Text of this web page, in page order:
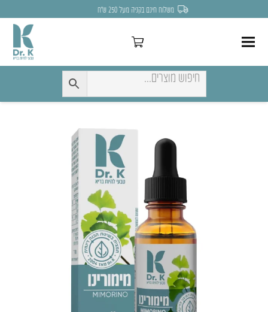
לחצו כאן להנחה של 7% לקניה הראשונה